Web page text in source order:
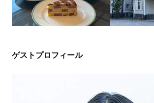
ゲストプロフィール